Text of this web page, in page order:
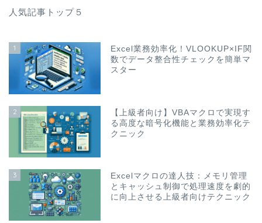
人気記事トップ５
1
Excel業務効率化！VLOOKUP×IF関
数でデータ整合性チェックを簡単マ
スター
2
【上級者向け】VBAマクロで実現す
る高度な暗号化機能と業務効率化テ
クニック
3
Excelマクロの達人技：メモリ管理
とキャッシュ制御で処理速度を劇的
に向上させる上級者向けテクニック